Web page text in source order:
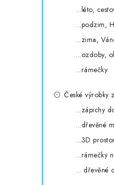
...léto,
...podzim,
...zima,
...ozdoby,
...rámečky
České výrobky
...zápichy
...dřevěné
...3D
...rámečky
... dřevěné